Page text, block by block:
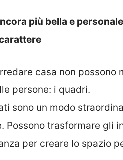
più bella e
casa non possono
persone: i quadri.
sono un modo
Possono trasformare gli
per creare lo spazio